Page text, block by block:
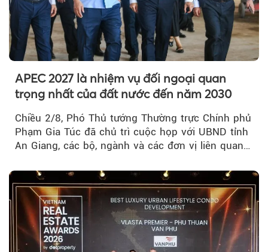
APEC 2027 là nhiệm vụ đối ngoại quan
trọng nhất của đất nước đến năm 2030
Chiều 2/8, Phó Thủ tướng Thường trực Chính phủ
Phạm Gia Túc đã chủ trì cuộc họp với UBND tỉnh
An Giang, các bộ, ngành và các đơn vị liên quan